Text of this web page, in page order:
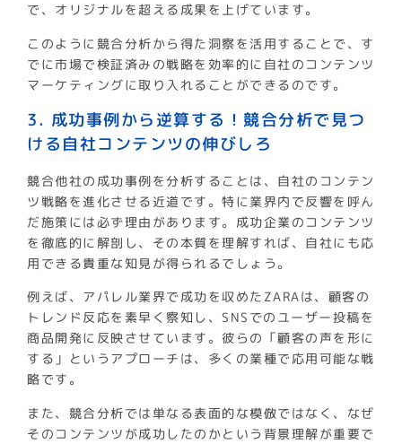
で、オリジナルを超える成果を上げています。
このように競合分析から得た洞察を活用することで、す
でに市場で検証済みの戦略を効率的に自社のコンテンツ
マーケティングに取り入れることができるのです。
3. 成功事例から逆算する！競合分析で見つ
ける自社コンテンツの伸びしろ
競合他社の成功事例を分析することは、自社のコンテン
ツ戦略を進化させる近道です。特に業界内で反響を呼ん
だ施策には必ず理由があります。成功企業のコンテンツ
を徹底的に解剖し、その本質を理解すれば、自社にも応
用できる貴重な知見が得られるでしょう。
例えば、アパレル業界で成功を収めたZARAは、顧客の
トレンド反応を素早く察知し、SNSでのユーザー投稿を
商品開発に反映させています。彼らの「顧客の声を形に
する」というアプローチは、多くの業種で応用可能な戦
略です。
また、競合分析では単なる表面的な模倣ではなく、なぜ
そのコンテンツが成功したのかという背景理解が重要で